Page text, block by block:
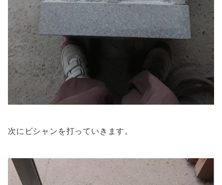
次にビシャンを打っていきます。